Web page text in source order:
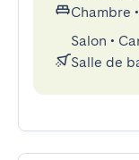
Chambre •
Salon •
Salle de